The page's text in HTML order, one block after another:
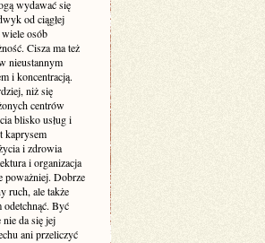
wydawać się
od ciągłej
osób
Cisza ma też
nieustannym
i koncentracją.
niż się
centrów
blisko usług i
kaprysem
i zdrowia
i organizacja
poważniej. Dobrze
ruch, ale także
odetchnąć. Być
da się jej
ani przeliczyć